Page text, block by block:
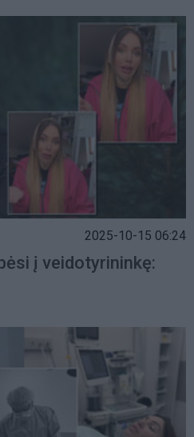
2025-10-15 06:24
į veidotyrininkę: